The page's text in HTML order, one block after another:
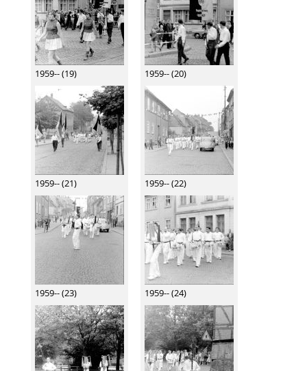
1959-- (19) 1959-- (20)
1959-- (21) 1959-- (22)
1959-- (23) 1959-- (24)